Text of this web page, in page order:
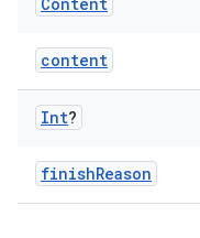
content
Int?
finishReason